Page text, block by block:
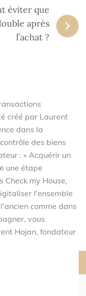
éviter que
après
l’achat ?
créé par Laurent
dans la
des biens
: « Acquérir un
une étape
Check my House,
l'ensemble
comme dans
vous
Hojan, fondateur